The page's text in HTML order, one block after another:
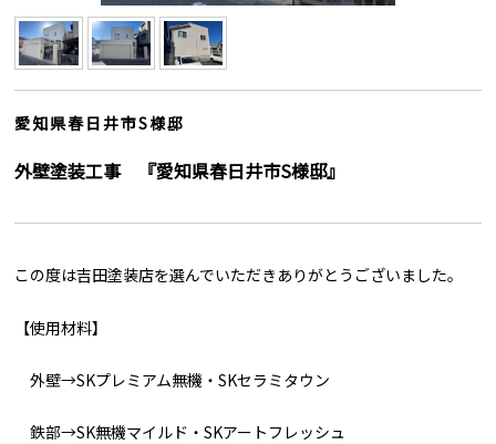
愛知県春日井市S様邸
外壁塗装工事 『愛知県春日井市S様邸』
この度は吉田塗装店を選んでいただきありがとうございました。
【使用材料】
外壁→SKプレミアム無機・SKセラミタウン
鉄部→SK無機マイルド・SKアートフレッシュ